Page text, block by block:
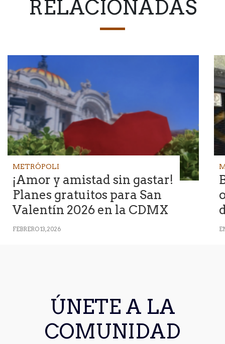
RELACIONADAS
METRÓPOLI
¡Amor y amistad sin gastar!
Planes gratuitos para San
Valentín 2026 en la CDMX
FEBRERO 13, 2026
ÚNETE A LA
COMUNIDAD